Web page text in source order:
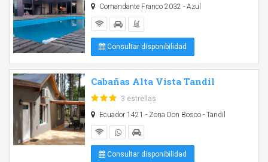
Comandante Franco 2032 - Azul
Consultar disponibilidad
Cabañas Alta Vista Tandil
3 estrellas
Ecuador 1421 - Zona Don Bosco - Tandil
Consultar disponibilidad